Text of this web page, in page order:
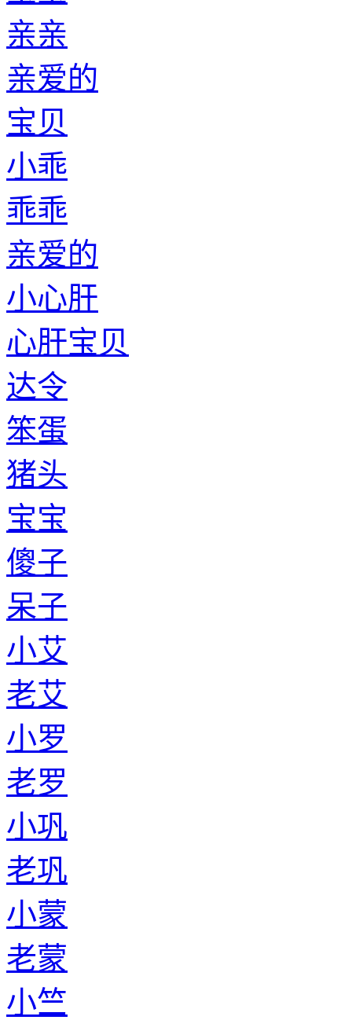
亲亲
亲爱的
宝贝
小乖
乖乖
亲爱的
小心肝
心肝宝贝
达令
笨蛋
猪头
宝宝
傻子
呆子
小艾
老艾
小罗
老罗
小巩
老巩
小蒙
老蒙
小竺